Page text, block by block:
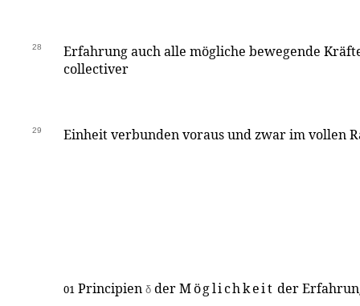
28
Erfahrung auch alle mögliche bewegende
collectiver
29 Einheit verbunden voraus und zwar im vollen
01 Principien δ derMöglichkeit der